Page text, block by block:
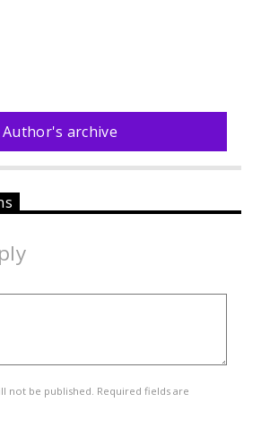
Author's archive
not be published. Required fields are